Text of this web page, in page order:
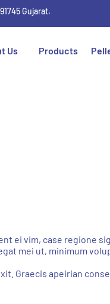
Gujarat.
Us Products
ei vim, case regione
mei ut, minimum
Graecis apeirian